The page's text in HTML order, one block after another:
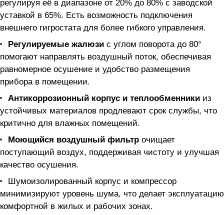
регулируя её в диапазоне от 20% до 80% с заводской
уставкой в 65%. Есть возможность подключения
внешнего гигростата для более гибкого управления.
Регулируемые жалюзи с углом поворота до 80°
помогают направлять воздушный поток, обеспечивая
равномерное осушение и удобство размещения
прибора в помещении.
Антикоррозионный корпус и теплообменники из
устойчивых материалов продлевают срок службы, что
критично для влажных помещений.
Моющийся воздушный фильтр очищает
поступающий воздух, поддерживая чистоту и улучшая
качество осушения.
Шумоизолированный корпус и компрессор
минимизируют уровень шума, что делает эксплуатацию
комфортной в жилых и рабочих зонах.